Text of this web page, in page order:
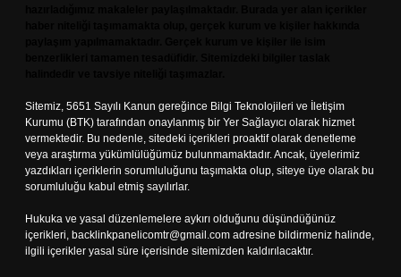
Sitemiz, 5651 Sayılı Kanun gereğince Bilgi Teknolojileri ve İletişim
Kurumu (BTK) tarafından onaylanmış bir Yer Sağlayıcı olarak hizmet
vermektedir. Bu nedenle, sitedeki içerikleri proaktif olarak denetleme
veya araştırma yükümlülüğümüz bulunmamaktadır. Ancak, üyelerimiz
yazdıkları içeriklerin sorumluluğunu taşımakta olup, siteye üye olarak bu
sorumluluğu kabul etmiş sayılırlar.
Hukuka ve yasal düzenlemelere aykırı olduğunu düşündüğünüz
içerikleri, backlinkpanelicomtr@gmail.com adresine bildirmeniz halinde,
ilgili içerikler yasal süre içerisinde sitemizden kaldırılacaktır.